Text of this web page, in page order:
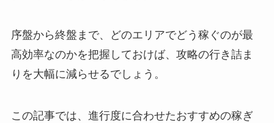
序盤から終盤まで、どのエリアでどう稼ぐのが最
高効率なのかを把握しておけば、攻略の行き詰ま
りを大幅に減らせるでしょう。
この記事では、進行度に合わせたおすすめの稼ぎ